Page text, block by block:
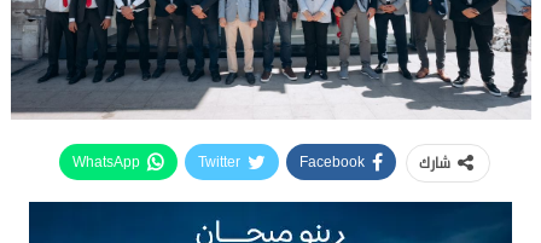
شارك Facebook
Twitter
WhatsApp